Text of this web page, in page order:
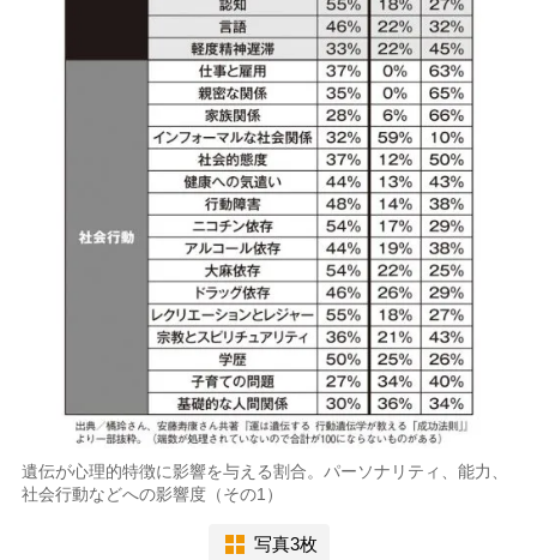
遺伝が心理的特徴に影響を与える割合。パーソナリティ、能力、
社会行動などへの影響度（その1）
写真3枚